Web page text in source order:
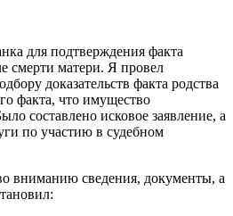
для подтверждения факта
смерти матери. Я провел
доказательств факта родства
факта, что имущество
составлено исковое заявление, а
по участию в судебном
вниманию сведения, документы, а